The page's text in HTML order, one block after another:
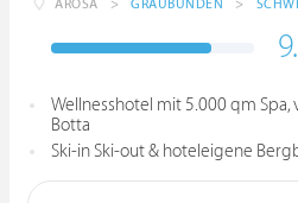
AROSA > GRAUBÜNDEN >
9.
Wellnesshotel mit 5.000 qm Spa,
Botta
Ski-in Ski-out & hoteleigene